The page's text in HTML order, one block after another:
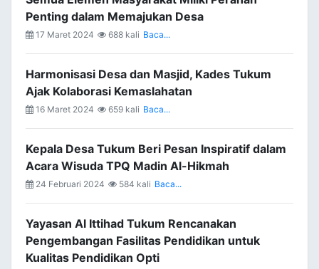
Penting dalam Memajukan Desa
17 Maret 2024 688 kali Baca...
Harmonisasi Desa dan Masjid, Kades Tukum
Ajak Kolaborasi Kemaslahatan
16 Maret 2024 659 kali Baca...
Kepala Desa Tukum Beri Pesan Inspiratif dalam
Acara Wisuda TPQ Madin Al-Hikmah
24 Februari 2024 584 kali Baca...
Yayasan Al Ittihad Tukum Rencanakan
Pengembangan Fasilitas Pendidikan untuk
Kualitas Pendidikan Opti